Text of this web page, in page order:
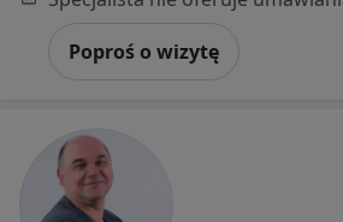
Poproś o wizytę